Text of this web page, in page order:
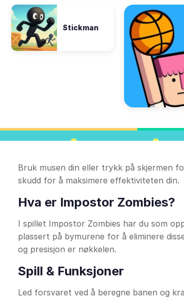
Stickman
Bruk musen din eller trykk på skjermen
skudd for å maksimere effektiviteten din.
Hva er Impostor Zombies?
I spillet Impostor Zombies har du som
plassert på bymurene for å eliminere
og presisjon er nøkkelen.
Spill & Funksjoner
Led forsvaret ved å beregne banen og